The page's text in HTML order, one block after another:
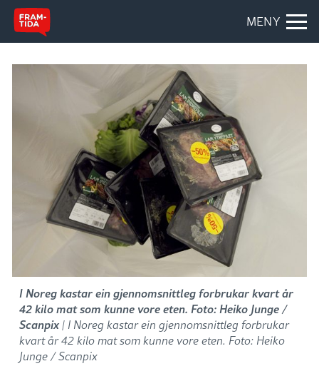
MENY
I Noreg kastar ein gjennomsnittleg forbrukar kvart år
42 kilo mat som kunne vore eten. Foto: Heiko Junge /
Scanpix| I Noreg kastar ein gjennomsnittleg forbrukar
kvart år 42 kilo mat som kunne vore eten. Foto: Heiko
Junge / Scanpix